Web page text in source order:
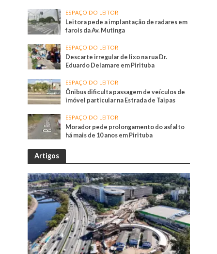
ESPAÇO DO LEITOR
Leitora pede a implantação de radares em
farois da Av. Mutinga
ESPAÇO DO LEITOR
Descarte irregular de lixo na rua Dr.
Eduardo Delamare em Pirituba
ESPAÇO DO LEITOR
Ônibus dificulta passagem de veículos de
imóvel particular na Estrada de Taipas
ESPAÇO DO LEITOR
Morador pede prolongamento do asfalto
há mais de 10 anos em Pirituba
Artigos